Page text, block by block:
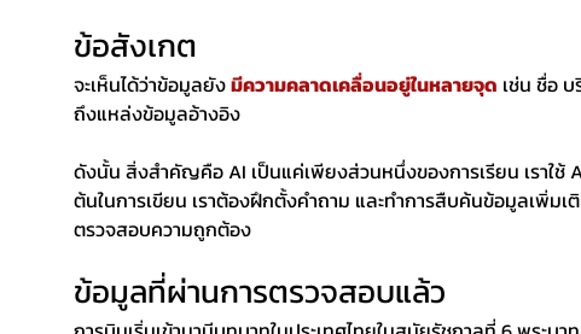
ข้อสังเกต
จะเห็นได้ว่าข้อมูลยัง มีความคลาดเคลื่อนอยู่ในหลายจุด เช่น ชื่อ
ถึงแหล่งข้อมูลอ้างอิง
ดังนั้น สิ่งสำคัญคือ AI เป็นแค่เพียงส่วนหนึ่งของการเรียน เราใช้
ต้นในการเขียน เราต้องฝึกตั้งคำถาม และทำการสืบค้นข้อมูลเพิ่ม
ตรวจสอบความถูกต้อง
ข้อมูลที่ผ่านการตรวจสอบแล้ว